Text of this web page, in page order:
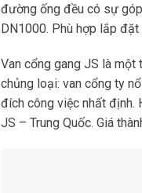
đường ống đều có sự
DN1000. Phù hợp lắp đặt
Van cổng gang JS là một
chủng loại: van cổng ty
đích công việc nhất định.
JS – Trung Quốc. Giá